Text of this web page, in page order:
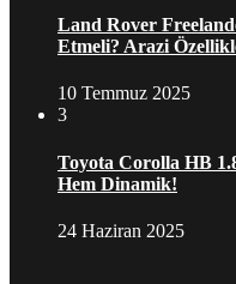
Land Rover
Etmeli? Arazi
10 Temmuz 2025
3
Toyota Corolla HB
Hem Dinamik!
24 Haziran 2025